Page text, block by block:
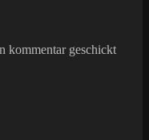
kommentar geschickt